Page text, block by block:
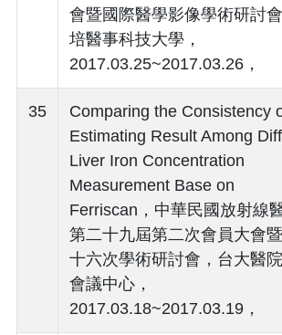
會暨國際醫學影像學術研討
培醫事科技大學，
2017.03.25~2017.03.26，
35
Comparing the Consistency
Estimating Result Among
Liver Iron Concentration
Measurement Base on
Ferriscan，中華民國放射線
第二十九屆第二次會員大會
十六次學術研討會，台大醫
會議中心，
2017.03.18~2017.03.19，